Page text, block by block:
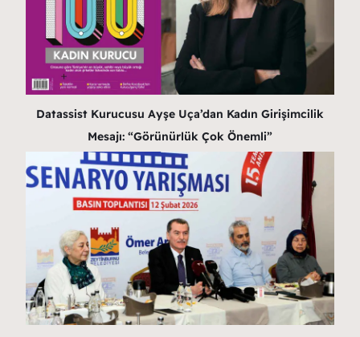
Datassist Kurucusu Ayşe Uça’dan Kadın Girişimcilik
Mesajı: “Görünürlük Çok Önemli”